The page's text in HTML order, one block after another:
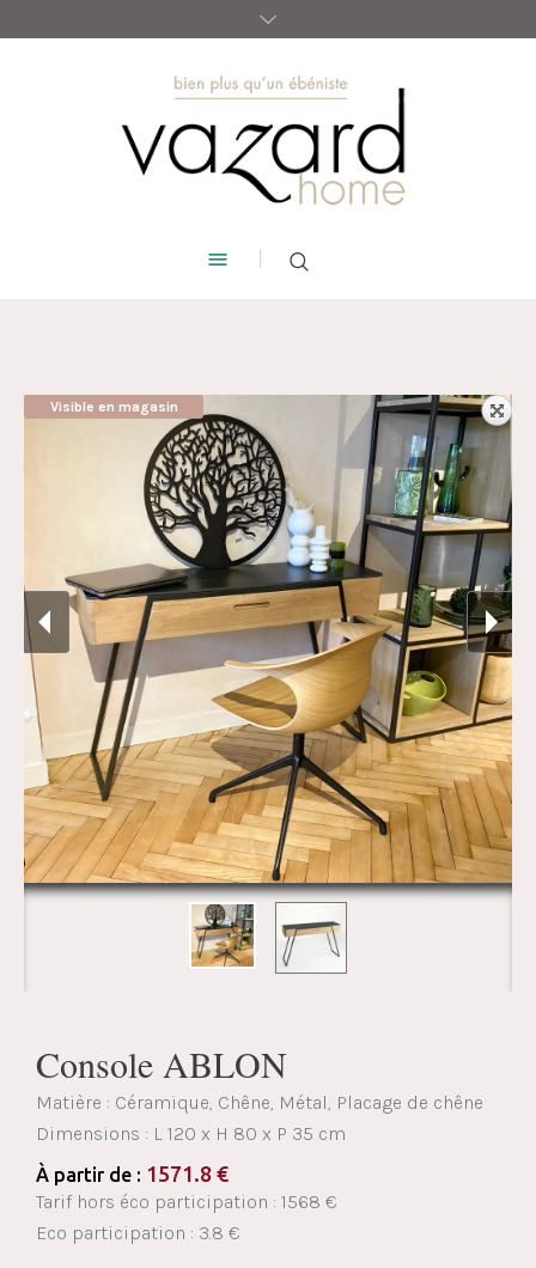
Visible en magasin
Console ABLON
Matière : Céramique, Chêne, Métal, Placage de chêne
Dimensions : L 120 x H 80 x P 35 cm
À partir de : 1571.8 €
Tarif hors éco participation : 1568 €
Eco participation : 3.8 €